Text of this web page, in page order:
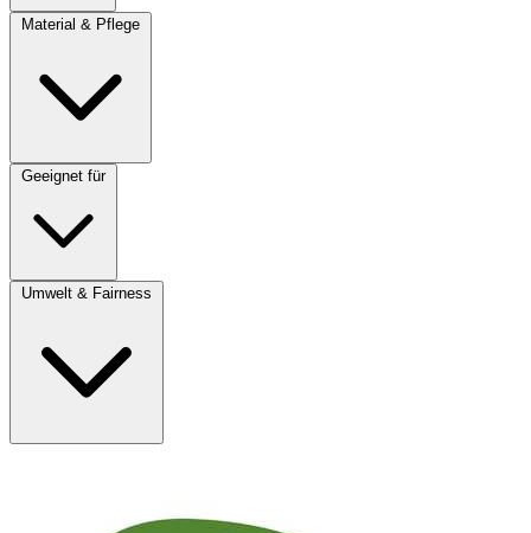
Material & Pflege
Geeignet für
Umwelt & Fairness